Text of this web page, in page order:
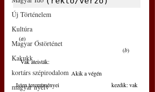
Új Történelem
Kultúra
Magyar Őstörténet
Kakukk
kortárs szépirodalom
magyar nyelv
(a)
					 (
b)
Vak ateisták:
	Akik a végén
Isten teremtményei 			kezdik: vak